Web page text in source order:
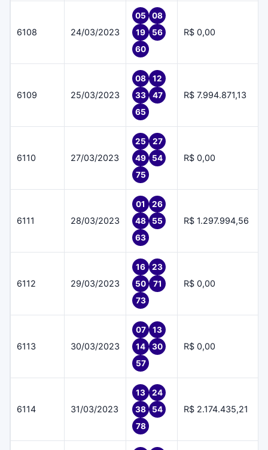
6108 24/03/2023
05
08
19
56
60
R$ 0,00
6109 25/03/2023
08
12
33
47
65
R$ 7.994.871,13
6110 27/03/2023
25
27
49
54
75
R$ 0,00
6111 28/03/2023
01
26
48
55
63
R$ 1.297.994,56
6112 29/03/2023
16
23
50
71
73
R$ 0,00
6113 30/03/2023
07
13
14
30
57
R$ 0,00
6114 31/03/2023
13
24
38
54
78
R$ 2.174.435,21